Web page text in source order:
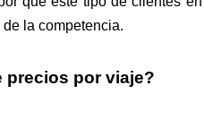
la competencia.
precios por viaje?